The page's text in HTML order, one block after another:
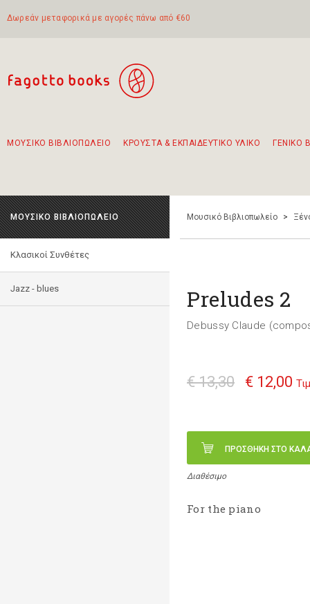
Δωρεάν μεταφορικά με αγορές πάνω από €60
ΜΟΥΣΙΚΟ ΒΙΒΛΙΟΠΩΛΕΙΟ ΚΡΟΥΣΤΑ & ΕΚΠΑΙΔΕΥΤΙΚΟ ΥΛΙΚΟ ΓΕΝΙΚΟ
ΜΟΥΣΙΚΟ ΒΙΒΛΙΟΠΩΛΕΙΟ
Κλασικοί Συνθέτες
Jazz - blues
Μουσικό Βιβλιοπωλείο >
Preludes 2
Debussy Claude
€ 13,30 € 12,00
ΠΡΟΣΘΗΚΗ ΣΤΟ
Διαθέσιμο
For the piano